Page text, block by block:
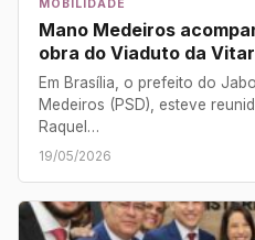
MOBILIDADE
Mano Medeiros
obra do Viaduto da
Em Brasília, o prefeito do
Medeiros (PSD), esteve
Raquel…
19/05/2026